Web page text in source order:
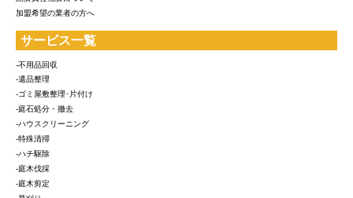
加盟希望の業者の方へ
サービス一覧
-不用品回収
-遺品整理
-ゴミ屋敷整理･片付け
-庭石処分・撤去
-ハウスクリーニング
-特殊清掃
-ハチ駆除
-庭木伐採
-庭木剪定